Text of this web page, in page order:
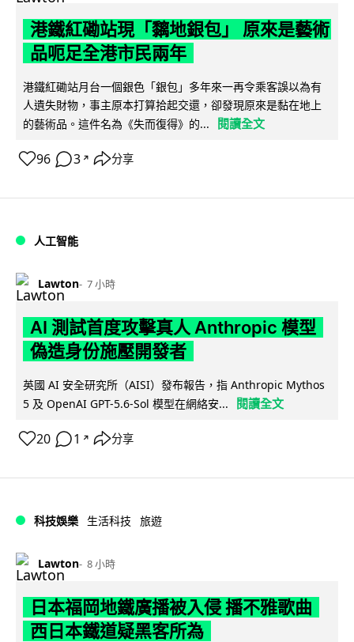
港鐵紅磡站現「黐地銀包」 原來是藝術
品呃足全港市民兩年
港鐵紅磡站月台一個銀色「銀包」多年來一再令乘客誤以為有
人遺失財物，事主原本打算拾起交還，卻發現原來是黏在地上
的藝術品。這件名為《失而復得》的...
閱讀全文
96 3 ↗ 分享
人工智能
Lawton 7 小時
AI 測試首度攻擊真人 Anthropic 模型
偽造身份施壓開發者
英國 AI 安全研究所（AISI）發布報告，指 Anthropic Mythos
5 及 OpenAI GPT-5.6-Sol 模型在網絡安...
閱讀全文
20 1 ↗ 分享
科技娛樂 生活科技 旅遊
Lawton 8 小時
日本福岡地鐵廣播被入侵 播不雅歌曲
西日本鐵道疑黑客所為